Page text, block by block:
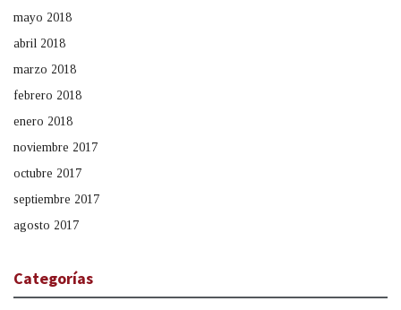
mayo 2018
abril 2018
marzo 2018
febrero 2018
enero 2018
noviembre 2017
octubre 2017
septiembre 2017
agosto 2017
Categorías